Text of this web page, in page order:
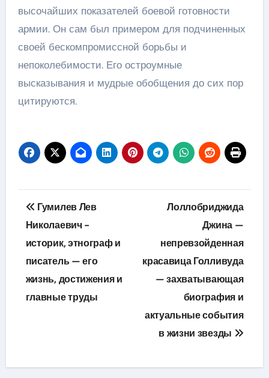
высочайших показателей боевой готовности
армии. Он сам был примером для подчиненных
своей бескомпромиссной борьбы и
непоколебимости. Его остроумные
высказывания и мудрые обобщения до сих пор
цитируются.
Навигация
по
записям
Гумилев Лев
Николаевич −
историк, этнограф и
писатель — его
жизнь, достижения и
главные труды
Лоллобриджида
Джина —
непревзойденная
красавица Голливуда
— захватывающая
биография и
актуальные события
в жизни звезды